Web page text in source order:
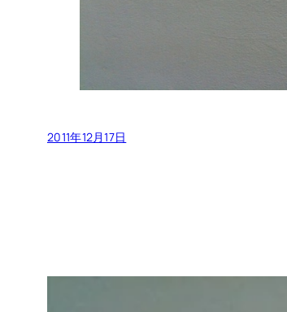
2011年12月17日